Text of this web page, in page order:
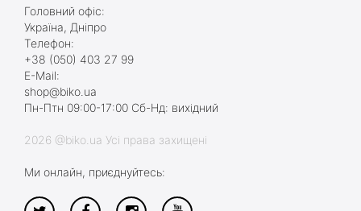
Головний офіс:
Україна, Дніпро
Телефон:
+38 (050) 403 27 99
E-Mail:
shop@biko.ua
Пн-Птн 09:00-17:00 Сб-Нд: вихідний
2026 @biko.ua Усі права захищені
Ми онлайн, приєднуйтесь: